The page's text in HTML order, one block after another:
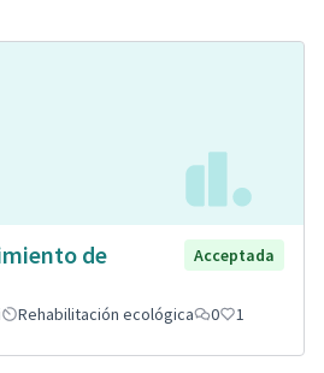
de
Acceptada
Rehabilitación ecológica 0 1